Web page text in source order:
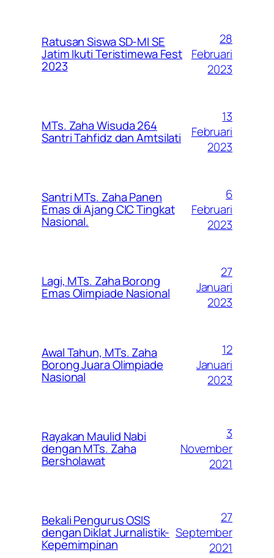
Ratusan Siswa SD-MI SE
Jatim Ikuti Teristimewa Fest
2023
28
Februari
2023
MTs. Zaha Wisuda 264
Santri Tahfidz dan Amtsilati
13
Februari
2023
Santri MTs. Zaha Panen
Emas di Ajang CIC Tingkat
Nasional.
6
Februari
2023
Lagi, MTs. Zaha Borong
Emas Olimpiade Nasional
27
Januari
2023
Awal Tahun, MTs. Zaha
Borong Juara Olimpiade
Nasional
12
Januari
2023
Rayakan Maulid Nabi
dengan MTs. Zaha
Bersholawat
3
November
2021
Bekali Pengurus OSIS
dengan Diklat Jurnalistik-
Kepemimpinan
27
September
2021